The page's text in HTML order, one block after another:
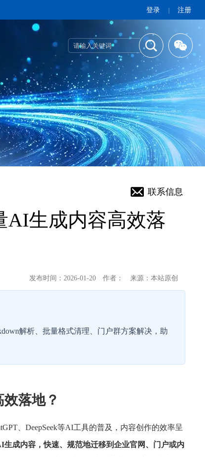
登录 注册
联系信息
AI生成内容高效落
发布时间：2026-01-20 作者： 来源：本站原创
解析、批量格式清理、门户群方案解决，助
落地？
、DeepSeek等AI工具的普及，内容创作的效率呈
成内容，快速、规范地迁移到企业官网、门户或内